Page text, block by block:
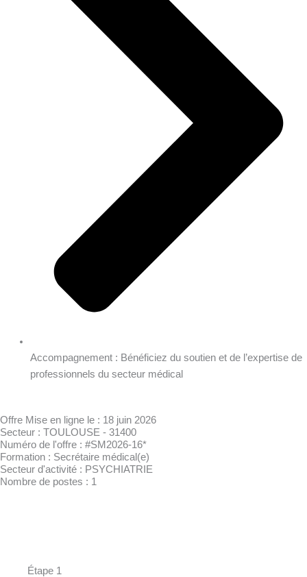
Accompagnement : Bénéficiez du soutien et de l’expertise de
professionnels du secteur médical
Offre Mise en ligne le : 18 juin 2026
Secteur : TOULOUSE - 31400
Numéro de l'offre : #SM2026-16*
Formation : Secrétaire médical(e)
Secteur d'activité : PSYCHIATRIE
Nombre de postes : 1
Étape 1